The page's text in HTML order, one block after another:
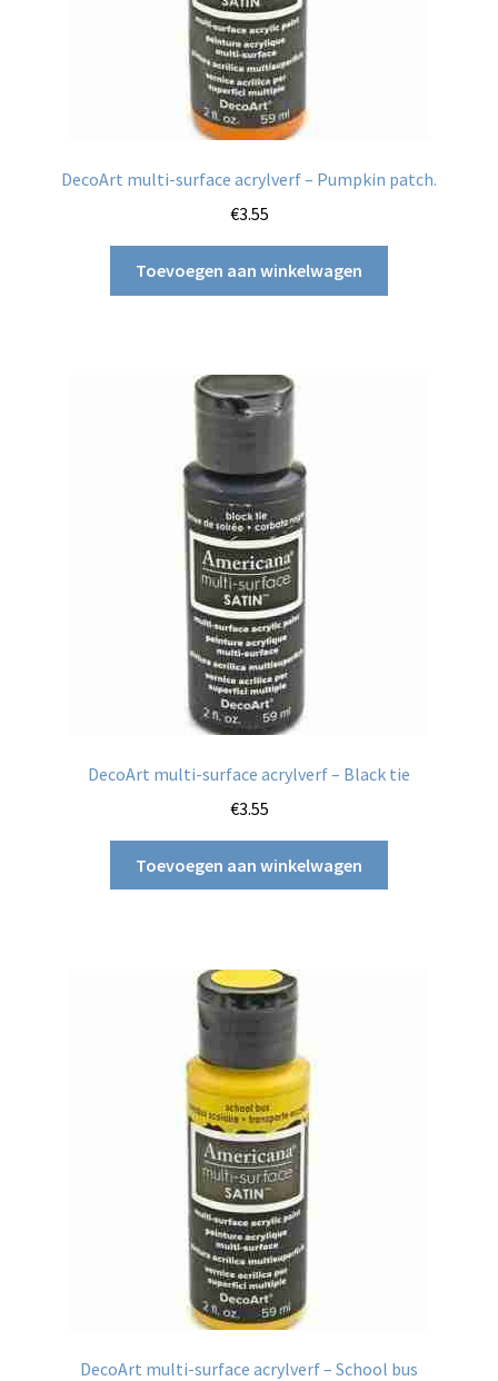
DecoArt multi-surface acrylverf – Pumpkin patch.
€3.55
Toevoegen aan winkelwagen
DecoArt multi-surface acrylverf – Black tie
€3.55
Toevoegen aan winkelwagen
DecoArt multi-surface acrylverf – School bus